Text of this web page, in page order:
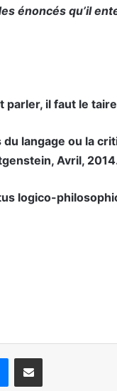
énoncés qu’il
parler, il faut le
langage ou la
Avril,
logico-